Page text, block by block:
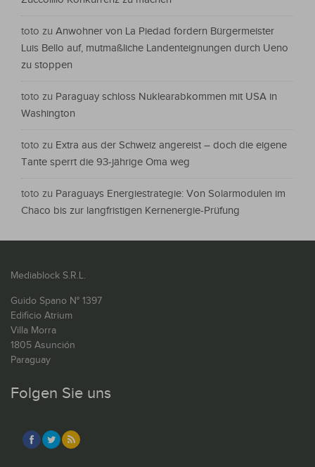
toto zu Anwohner von La Piedad fordern Bürgermeister
Luis Bello auf, mutmaßliche Landenteignungen durch Ueno
zu stoppen
toto zu Paraguay schloss Nuklearabkommen mit USA in
Washington
toto zu Extra aus der Schweiz angereist – doch die eigene
Tante sperrt die 93-jährige Oma weg
toto zu Paraguays Energiestrategie: Von Solarmodulen im
Chaco bis zur langfristigen Kernenergie-Prüfung
Mediablock S.R.L.
Guido Spano N° 1397
Edificio Atrium
Villa Morra
1805 Asunción
Paraguay
Folgen Sie uns